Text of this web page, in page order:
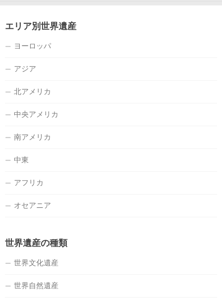
エリア別世界遺産
ヨーロッパ
アジア
北アメリカ
中央アメリカ
南アメリカ
中東
アフリカ
オセアニア
世界遺産の種類
世界文化遺産
世界自然遺産